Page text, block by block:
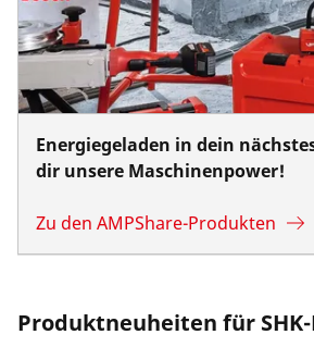
Energiegeladen in dein
dir unsere Maschinenpower!
Zu den AMPShare-Produkten
Produktneuheiten für